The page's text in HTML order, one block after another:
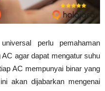
perlu pemahaman
agar dapat mengatur suhu
AC mempunyai binar yang
akan dijabarkan mengenai